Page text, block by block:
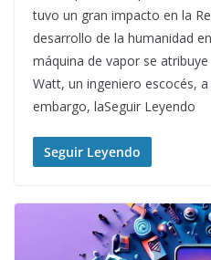
tuvo un gran impacto en la
desarrollo de la humanidad
máquina de vapor se
Watt, un ingeniero escocés, a
embargo, laSeguir Leyendo
Seguir Leyendo